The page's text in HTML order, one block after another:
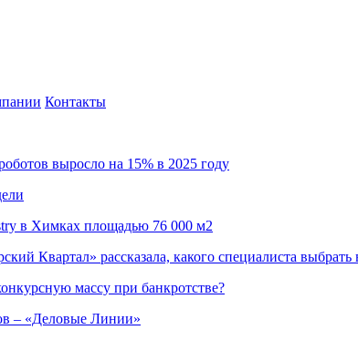
Контакты
выросло на 15% в 2025 году
в Химках площадью 76 000 м2
Квартал» рассказала, какого специалиста выбрать
массу при банкротстве?
– «Деловые Линии»